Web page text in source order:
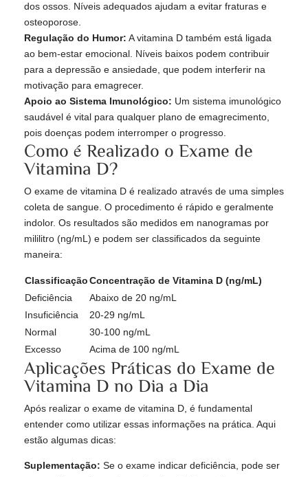
dos ossos. Níveis adequados ajudam a evitar fraturas e
osteoporose.
Regulação do Humor: A vitamina D também está ligada
ao bem-estar emocional. Níveis baixos podem contribuir
para a depressão e ansiedade, que podem interferir na
motivação para emagrecer.
Apoio ao Sistema Imunológico: Um sistema imunológico
saudável é vital para qualquer plano de emagrecimento,
pois doenças podem interromper o progresso.
Como é Realizado o Exame de
Vitamina D?
O exame de vitamina D é realizado através de uma simples
coleta de sangue. O procedimento é rápido e geralmente
indolor. Os resultados são medidos em nanogramas por
mililitro (ng/mL) e podem ser classificados da seguinte
maneira:
ClassificaçãoConcentração de Vitamina D (ng/mL)
Deficiência
Abaixo de 20 ng/mL
Insuficiência
20-29 ng/mL
Normal
30-100 ng/mL
Excesso
Acima de 100 ng/mL
Aplicações Práticas do Exame de
Vitamina D no Dia a Dia
Após realizar o exame de vitamina D, é fundamental
entender como utilizar essas informações na prática. Aqui
estão algumas dicas:
Suplementação: Se o exame indicar deficiência, pode ser